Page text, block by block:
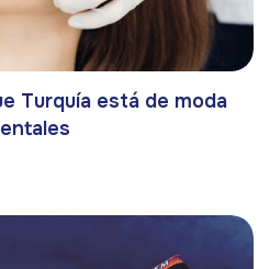
Turquía está de moda